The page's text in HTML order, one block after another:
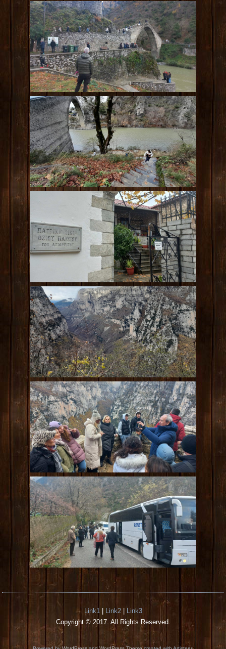
Link1| Link2|
Link3
Copyright © 2017. All Rights Reserved.